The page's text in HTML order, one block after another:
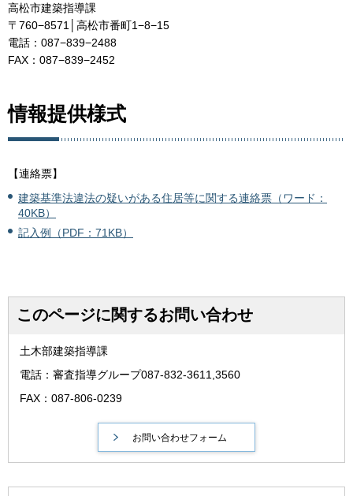
高松市建築指導課
〒760−8571│高松市番町1−8−15
電話：087−839−2488
FAX：087−839−2452
情報提供様式
【連絡票】
建築基準法違法の疑いがある住居等に関する連絡票（ワード：
40KB）
記入例（PDF：71KB）
このページに関するお問い合わせ
土木部建築指導課
電話：審査指導グループ087-832-3611,3560
FAX：087-806-0239